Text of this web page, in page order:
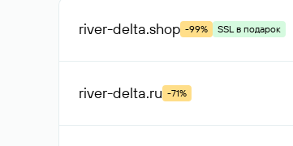
river-delta.shop -99% SSL в подарок
river-delta.ru -71%